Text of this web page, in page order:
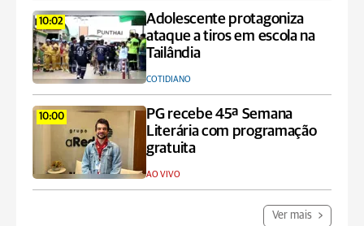
10:02
Adolescente protagoniza
ataque a tiros em escola na
Tailândia
COTIDIANO
10:00
PG recebe 45ª Semana
Literária com programação
gratuita
AO VIVO
Ver mais